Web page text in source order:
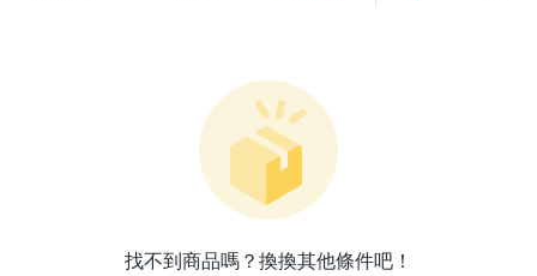
找不到商品嗎？換換其他條件吧！